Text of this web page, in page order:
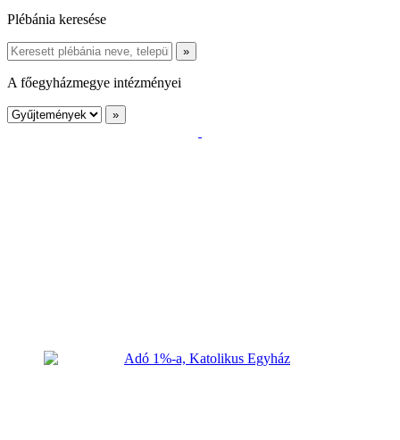
Plébánia keresése
A főegyházmegye intézményei